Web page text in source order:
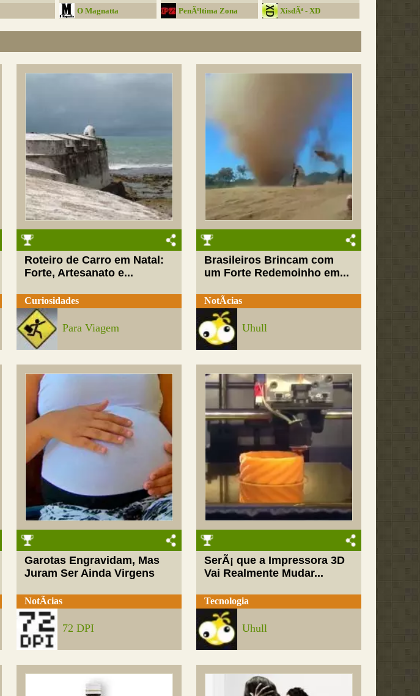
O Magnatta
PenÃºltima Zona
XisdÃª - XD
Roteiro de Carro em Natal:
Forte, Artesanato e...
Curiosidades
Para Viagem
Brasileiros Brincam com
um Forte Redemoinho em...
NotÃ­cias
Uhull
Garotas Engravidam, Mas
Juram Ser Ainda Virgens
NotÃ­cias
72 DPI
SerÃ¡ que a Impressora 3D
Vai Realmente Mudar...
Tecnologia
Uhull